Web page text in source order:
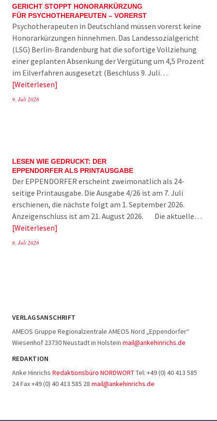
GERICHT STOPPT HONORARKÜRZUNG
FÜR PSYCHOTHERAPEUTEN – VORERST
Psychotherapeuten in Deutschland müssen vorerst keine
Honorarkürzungen hinnehmen. Das Landessozialgericht
(LSG) Berlin-Brandenburg hat die sofortige Vollziehung
einer geplanten Absenkung der Vergütung um 4,5 Prozent
im Eilverfahren ausgesetzt (Beschluss 9. Juli…
Weiterlesen
9. Juli 2026
LESEN WIE GEDRUCKT: DER
EPPENDORFER ALS PRINTAUSGABE
Der EPPENDORFER erscheint zweimonatlich als 24-
seitige Printausgabe. Die Ausgabe 4/26 ist am 7. Juli
erschienen, die nächste folgt am 1. September 2026.
Anzeigenschluss ist am 21. August 2026. Die aktuelle…
Weiterlesen
8. Juli 2026
VERLAGSANSCHRIFT
AMEOS Gruppe Regionalzentrale AMEOS Nord „Eppendorfer“
Wiesenhof 23730 Neustadt in Holstein mail@ankehinrichs.de
REDAKTION
Anke Hinrichs Redaktionsbüro NORDWORTTel: +49 (0) 40 413 585
24 Fax +49 (0) 40 413 585 28 mail@ankehinrichs.de